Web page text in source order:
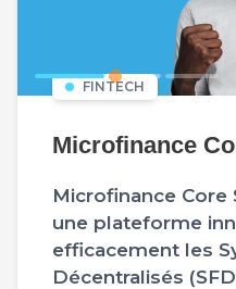
FINTECH
Microfinance
Microfinance Core
une plateforme
efficacement les
Décentralisés